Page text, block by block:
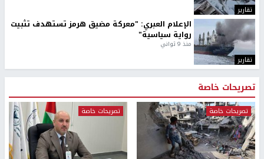
تقارير
تقارير
الإعلام العبري: "معركة مضيق هرمز تستهدف تثبيت
رواية سياسية"
منذ 9 ثواني
تصريحات خاصة
تصريحات خاصة تصريحات خاصة